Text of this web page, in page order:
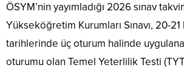
ÖSYM’nin yayımladığı 2026 sınav
Yükseköğretim Kurumları Sınavı, 20-21
tarihlerinde üç oturum halinde
oturumu olan Temel Yeterlilik Testi